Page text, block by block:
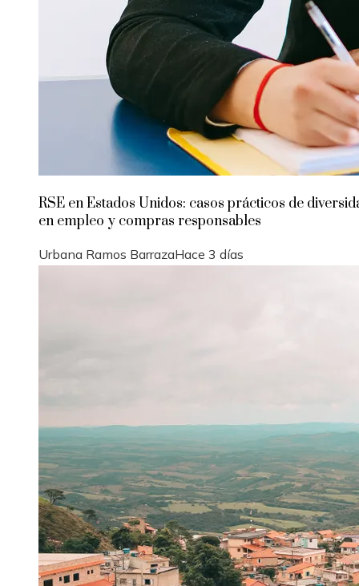
RSE en Estados Unidos: casos prácticos de
en empleo y compras responsables
Urbana Ramos BarrazaHace 3 días